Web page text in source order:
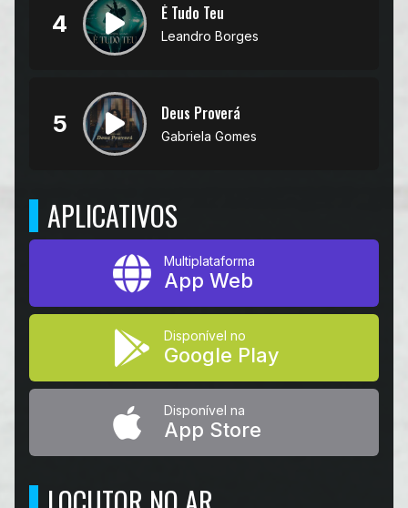
4 É Tudo Teu
Leandro Borges
5 Deus Proverá
Gabriela Gomes
APLICATIVOS
Multiplataforma
App Web
Disponível no
Google Play
Disponível na
App Store